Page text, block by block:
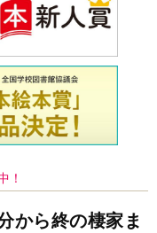
！
から終の棲家ま